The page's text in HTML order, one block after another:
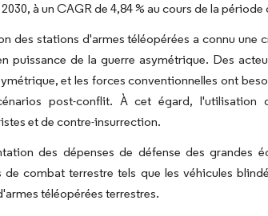
à un CAGR de 4,84 % au cours de la
des stations d'armes téléopérées a connu
puissance de la guerre asymétrique. Des
et les forces conventionnelles ont
post-conflit. À cet égard, l'utilisation
et de contre-insurrection.
des dépenses de défense des grandes
de combat terrestre tels que les véhicules
téléopérées terrestres.